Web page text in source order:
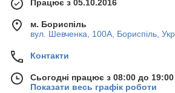
Працює з 05.10.2016
м. Бориспіль
вул. Шевченка, 100А, Бориспіль,
Контакти
Сьогодні працює з 08:00 до 19:00
Показати весь графік роботи